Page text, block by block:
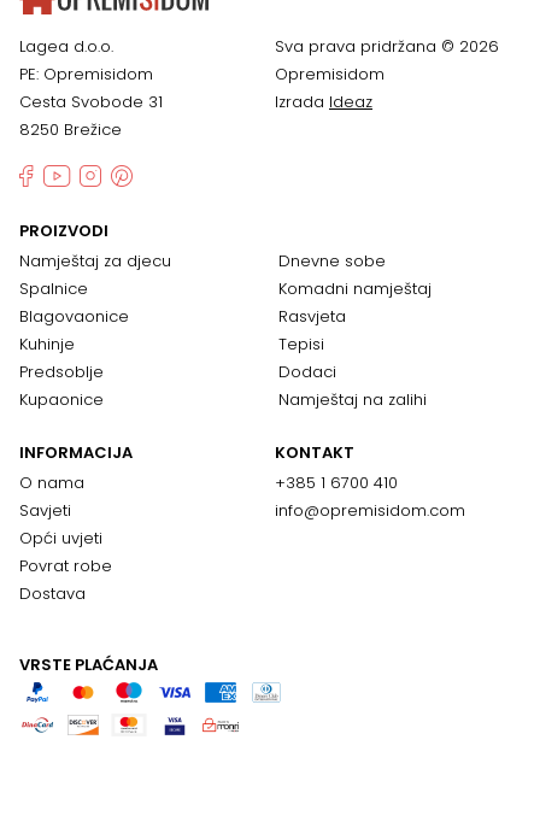
Lagea d.o.o.
PE: Opremisidom
Cesta Svobode 31
8250 Brežice
Sva prava pridržana © 2026
Opremisidom
Izrada Ideaz
PROIZVODI
Namještaj za djecu
Spalnice
Blagovaonice
Kuhinje
Predsoblje
Kupaonice
Dnevne sobe
Komadni namještaj
Rasvjeta
Tepisi
Dodaci
Namještaj na zalihi
INFORMACIJA
O nama
Savjeti
Opći uvjeti
Povrat robe
Dostava
KONTAKT
+385 1 6700 410
info@opremisidom.com
VRSTE PLAĆANJA